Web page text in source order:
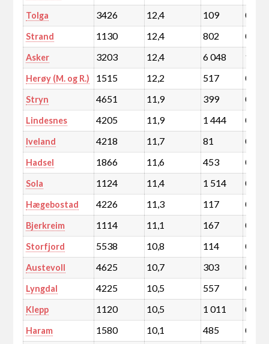
Tolga 3426 12,4 109 0,0
Strand 1130 12,4 802 0,1
Asker 3203 12,4 6 048 1,0
Herøy (M. og R.) 1515 12,2 517 0,1
Stryn 4651 11,9 399 0,1
Lindesnes 4205 11,9 1 444 0,3
Iveland 4218 11,7 81 0,0
Hadsel 1866 11,6 453 0,1
Sola 1124 11,4 1 514 0,3
Hægebostad 4226 11,3 117 0,0
Bjerkreim 1114 11,1 167 0,0
Storfjord 5538 10,8 114 0,0
Austevoll 4625 10,7 303 0,1
Lyngdal 4225 10,5 557 0,1
Klepp 1120 10,5 1 011 0,2
Haram 1580 10,1 485 0,1